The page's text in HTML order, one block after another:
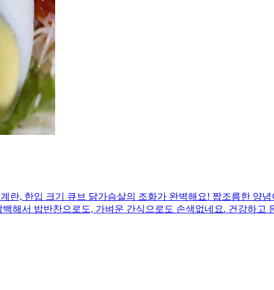
란, 한입 크기 큐브 닭가슴살의 조화가 완벽해요! 짭조름한 양
해서 밥반찬으로도, 가벼운 간식으로도 손색없네요. 건강하고